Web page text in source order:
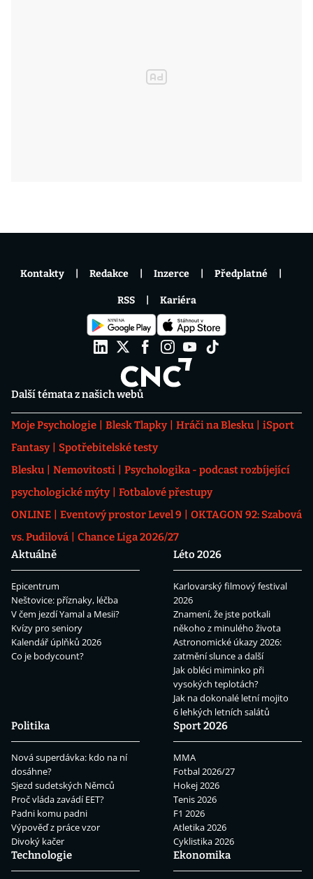
Další témata z našich webů
Moje Psychologie Blesk Tlapky Hráči na Blesku
iSport
Fantasy
Spotřebitelské testy
Blesku
Nemovitosti
Psychologika - podcast rozbíjející
psychologické mýty
Fotbalové přestupy
ONLINE
Eventový prostor Level 9
OKTAGON 92: Szabová
vs. Pudilová
Chance Liga 2026/27
Aktuálně
Epicentrum
Neštovice: příznaky, léčba
V čem jezdí Yamal a Mesii?
Kvízy pro seniory
Kalendář úplňků 2026
Co je bodycount?
Léto 2026
Karlovarský filmový festival
2026
Znamení, že jste potkali
někoho z minulého života
Astronomické úkazy 2026:
zatmění slunce a další
Jak obléci miminko při
vysokých teplotách?
Jak na dokonalé letní mojito
6 lehkých letních salátů
Politika
Nová superdávka: kdo na ní
dosáhne?
Sjezd sudetských Němců
Proč vláda zavádí EET?
Padni komu padni
Výpověď z práce vzor
Divoký kačer
Sport 2026
MMA
Fotbal 2026/27
Hokej 2026
Tenis 2026
F1 2026
Atletika 2026
Cyklistika 2026
Technologie
Ekonomika
Kontakty Redakce Inzerce Předplatné
RSS Kariéra